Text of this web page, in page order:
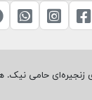
صفحهصفحه